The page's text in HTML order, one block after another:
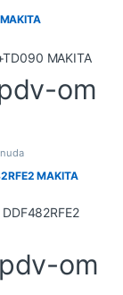
om
MAKITA
om